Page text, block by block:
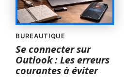
BUREAUTIQUE
Se connecter sur
Outlook : Les erreurs
courantes à éviter